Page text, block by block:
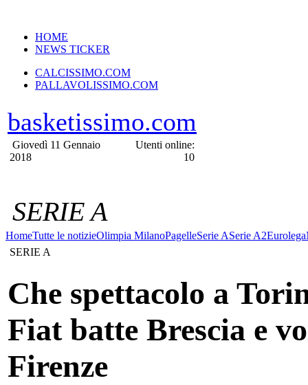
HOME
NEWS TICKER
CALCISSIMO.COM
PALLAVOLISSIMO.COM
basketissimo.com
Giovedì 11 Gennaio
2018
Utenti online:
10
SERIE A
HomeTutte le notizieOlimpia MilanoPagelleSerie ASerie A2Eurolega
SERIE A
Che spettacolo a
Fiat batte Brescia e
Firenze